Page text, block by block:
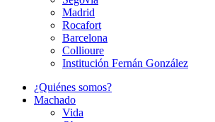
Madrid
Rocafort
Barcelona
Collioure
Institución Fernán González
¿Quiénes somos?
Machado
Vida